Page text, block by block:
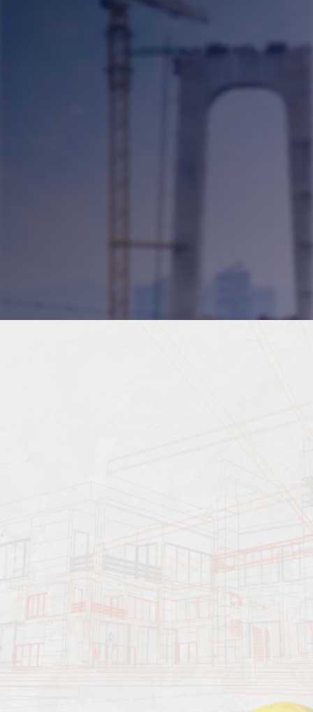
Должен знать: